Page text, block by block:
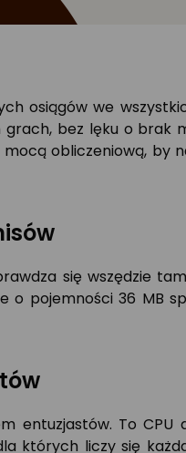
osiągów we
bez lęku o brak
obliczeniową, by
się wszędzie
pojemności 36 MB
To CPU
których liczy się